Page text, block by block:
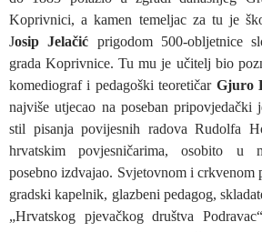
Koprivnici, a kamen temeljac za tu je
Josip Jelačić prigodom 500-obljetnice
grada Koprivnice. Tu mu je učitelj bio
komediograf i pedagoški teoretičar Gjuro
najviše utjecao na poseban pripovjedački
stil pisanja povijesnih radova Rudolfa
hrvatskim povjesničarima, osobito u
posebno izdvajao. Svjetovnom i crkvenom
gradski kapelnik, glazbeni pedagog,
„Hrvatskog pjevačkog društva